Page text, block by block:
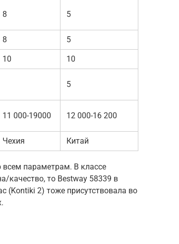
8 5
8 5
10 10
5
11 000-19000 12 000-16 200
Чехия Китай
параметрам. В классе
качество, то Bestway 58339 в
(Kontiki 2) тоже присутствовала во